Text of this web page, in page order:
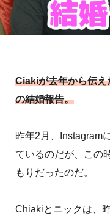
Ciakiが去年から伝え
の結婚報告。
昨年2月、Instagram
ているのだが、この
もりだったのだ。
Chiakiとニックは、